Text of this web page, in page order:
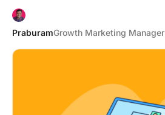
PraburamGrowth Marketing Manager